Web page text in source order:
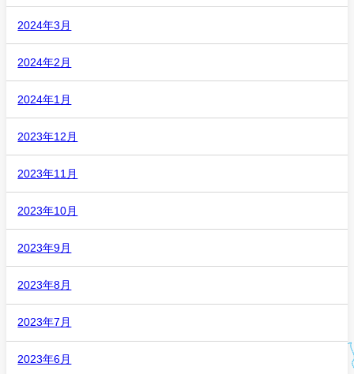
2024年3月
2024年2月
2024年1月
2023年12月
2023年11月
2023年10月
2023年9月
2023年8月
2023年7月
2023年6月